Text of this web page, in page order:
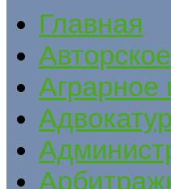
Главная
Аграрное